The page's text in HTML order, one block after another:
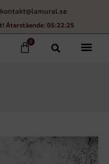
kontakt@lamural.se
Återstående: 05:22:25
0